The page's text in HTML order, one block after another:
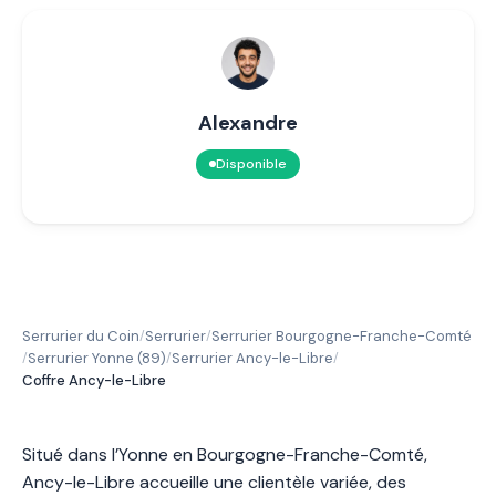
Alexandre
Disponible
Serrurier du Coin/Serrurier/Serrurier Bourgogne-Franche-Comté
/Serrurier Yonne (89)/Serrurier Ancy-le-Libre/
Coffre Ancy-le-Libre
Situé dans l’Yonne en Bourgogne-Franche-Comté,
Ancy-le-Libre accueille une clientèle variée, des